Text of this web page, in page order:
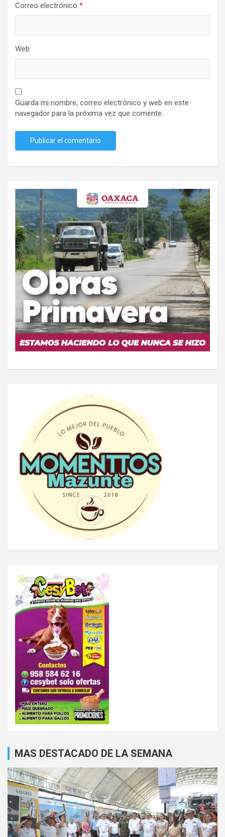
Correo electrónico *
Web
Guarda mi nombre, correo electrónico y web en este
navegador para la próxima vez que comente.
MAS DESTACADO DE LA SEMANA